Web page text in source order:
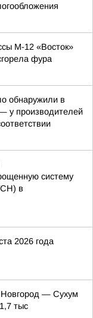
М-12 «Восток»
фура
обнаружили в
у производителей
систему
в
2026 года
— Сухум
тыс